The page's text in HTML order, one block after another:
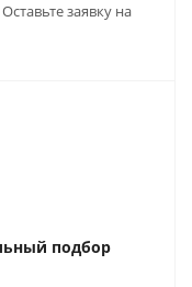
заявку на
подбор